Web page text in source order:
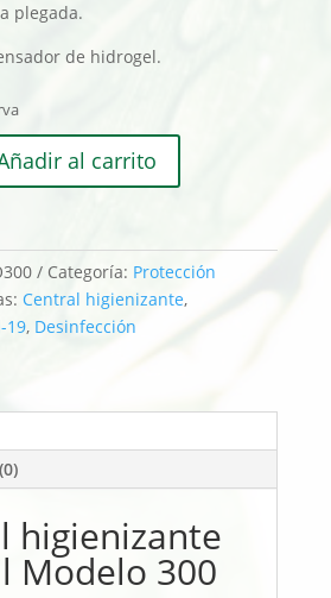
plegada.
de hidrogel.
al carrito
Categoría: Protección
Central higienizante,
19, Desinfección
higienizante
Modelo 300